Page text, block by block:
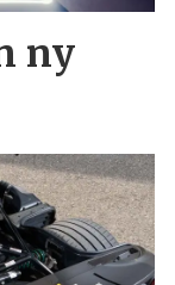
ny